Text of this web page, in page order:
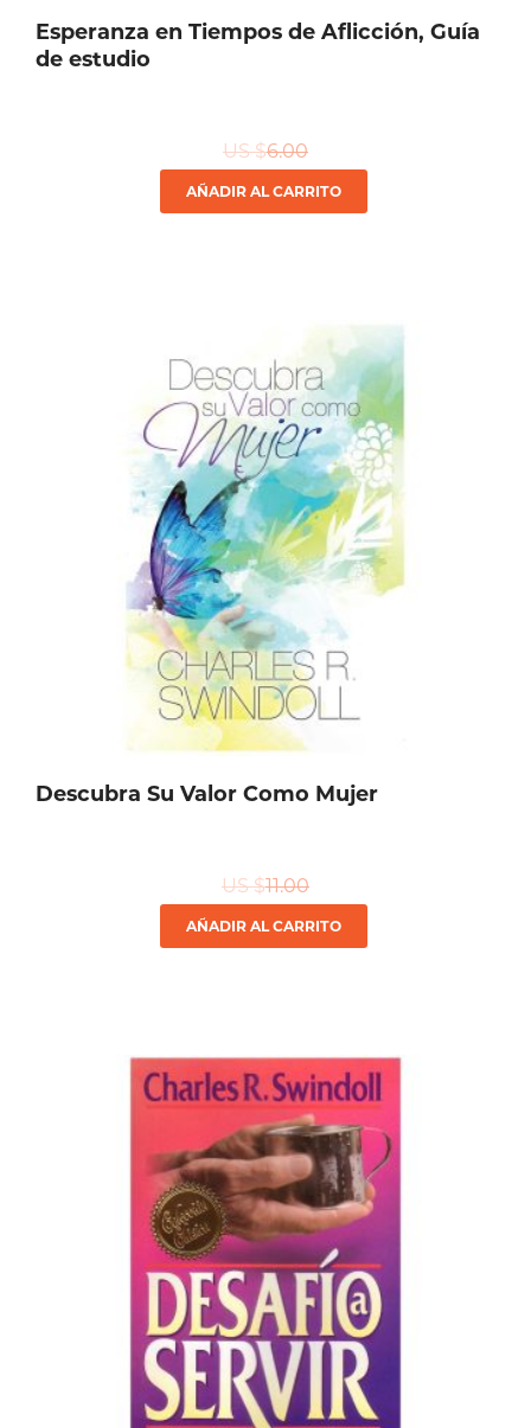
Esperanza en Tiempos de Aflicción, Guía
de estudio
US $6.00
AÑADIR AL CARRITO
Descubra Su Valor Como Mujer
US $11.00
AÑADIR AL CARRITO